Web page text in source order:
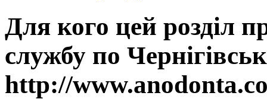
Для кого цей розділ
службу по
http://